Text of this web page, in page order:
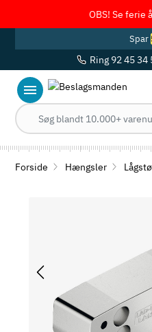
OBS! Se ferie
Spar
Ring 92 45 34
Forside Hængsler